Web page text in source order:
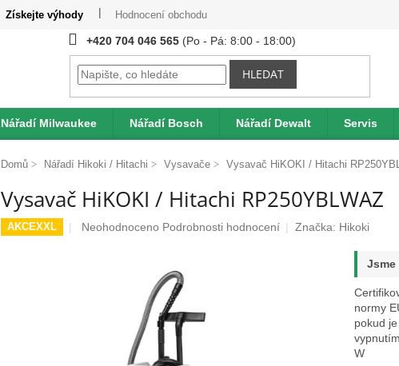
Získejte výhody Hodnocení obchodu
+420 704 046 565
HLEDAT
Nářadí Milwaukee Nářadí Bosch Nářadí Dewalt Servis
Domů Nářadí Hikoki / Hitachi Vysavače Vysavač HiKOKI / Hitachi
Vysavač HiKOKI / Hitachi RP250YBLWAZ
AKCEXXL
Průměrné
Neohodnoceno Podrobnosti hodnocení Značka: Hikoki
normy
pokud
W